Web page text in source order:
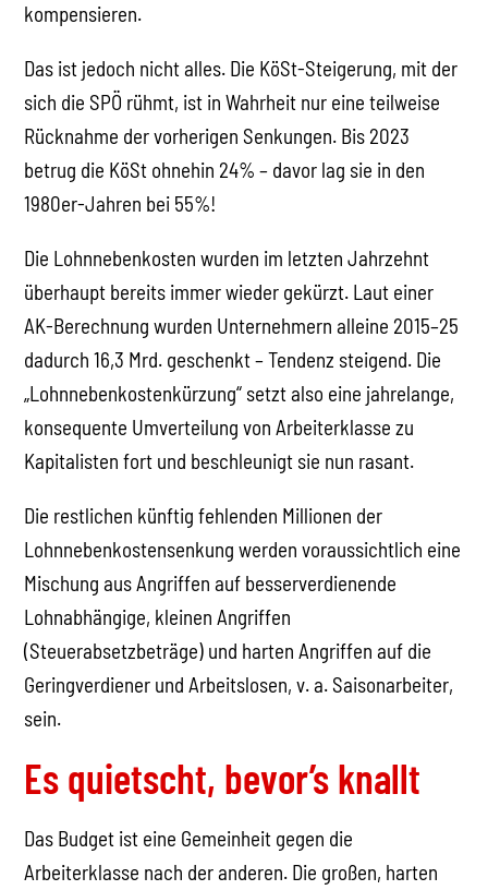
kompensieren.
Das ist jedoch nicht alles. Die KöSt-Steigerung, mit der
sich die SPÖ rühmt, ist in Wahrheit nur eine teilweise
Rücknahme der vorherigen Senkungen. Bis 2023
betrug die KöSt ohnehin 24% – davor lag sie in den
1980er-Jahren bei 55%!
Die Lohnnebenkosten wurden im letzten Jahrzehnt
überhaupt bereits immer wieder gekürzt. Laut einer
AK-Berechnung wurden Unternehmern alleine 2015–25
dadurch 16,3 Mrd. geschenkt – Tendenz steigend. Die
„Lohnnebenkostenkürzung“ setzt also eine jahrelange,
konsequente Umverteilung von Arbeiterklasse zu
Kapitalisten fort und beschleunigt sie nun rasant.
Die restlichen künftig fehlenden Millionen der
Lohnnebenkostensenkung werden voraussichtlich eine
Mischung aus Angriffen auf besserverdienende
Lohnabhängige, kleinen Angriffen
(Steuerabsetzbeträge) und harten Angriffen auf die
Geringverdiener und Arbeitslosen, v. a. Saisonarbeiter,
sein.
Es quietscht, bevor’s knallt
Das Budget ist eine Gemeinheit gegen die
Arbeiterklasse nach der anderen. Die großen, harten